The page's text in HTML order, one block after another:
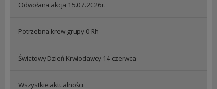
Odwołana akcja 15.07.2026r.
Potrzebna krew grupy 0 Rh-
Światowy Dzień Krwiodawcy 14 czerwca
Wszystkie aktualności